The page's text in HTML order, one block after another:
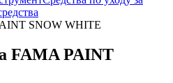
SNOW WHITE
FAMA PAINT